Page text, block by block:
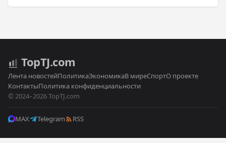
TopTJ.com
Лента новостейПолитикаЭкономикаВ миреСпортО проекте
КонтактыПолитика конфиденциальности
© 2024–2026 TopTJ.com
MAX Telegram RSS